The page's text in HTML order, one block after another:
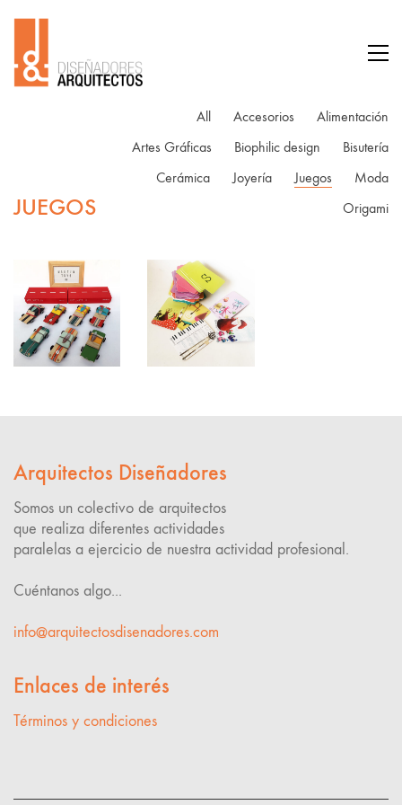
JUEGOS
All Accesorios
Alimentación
Artes Gráficas
Biophilic design
Bisutería
Cerámica
Joyería Juegos
Moda
Origami
Arquitectos Diseñadores
Somos un colectivo de arquitectos
que realiza diferentes actividades
paralelas a ejercicio de nuestra actividad profesional.
Cuéntanos algo...
info@arquitectosdisenadores.com
Enlaces de interés
Términos y condiciones